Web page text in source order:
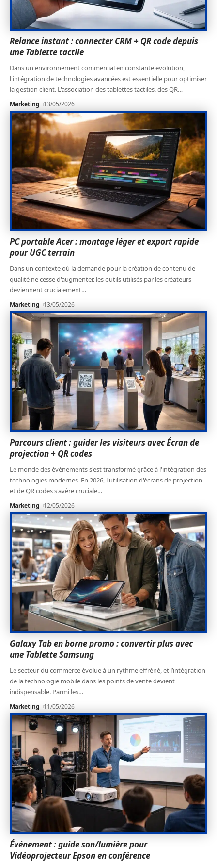
Relance instant : connecter CRM + QR code depuis
une Tablette tactile
Dans un environnement commercial en constante évolution,
l'intégration de technologies avancées est essentielle pour optimiser
la gestion client. L'association des tablettes tactiles, des QR…
Marketing 13/05/2026
PC portable Acer : montage léger et export rapide
pour UGC terrain
Dans un contexte où la demande pour la création de contenu de
qualité ne cesse d'augmenter, les outils utilisés par les créateurs
deviennent crucialement…
Marketing 13/05/2026
Parcours client : guider les visiteurs avec Écran de
projection + QR codes
Le monde des événements s'est transformé grâce à l'intégration des
technologies modernes. En 2026, l'utilisation d'écrans de projection
et de QR codes s'avère cruciale…
Marketing 12/05/2026
Galaxy Tab en borne promo : convertir plus avec
une Tablette Samsung
Le secteur du commerce évolue à un rythme effréné, et l’intégration
de la technologie mobile dans les points de vente devient
indispensable. Parmi les…
Marketing 11/05/2026
Événement : guide son/lumière pour
Vidéoprojecteur Epson en conférence